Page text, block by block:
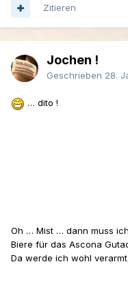
Zitieren
Jochen !
Geschrieben 28.
… dito !
Oh … Mist … dann muss
Biere für das Ascona
Da werde ich wohl